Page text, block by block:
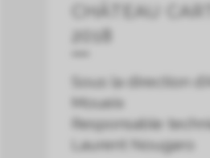
CHÂTEAU
2018
Sous la direction
Moueix
Responsable
Laurent Nougaro